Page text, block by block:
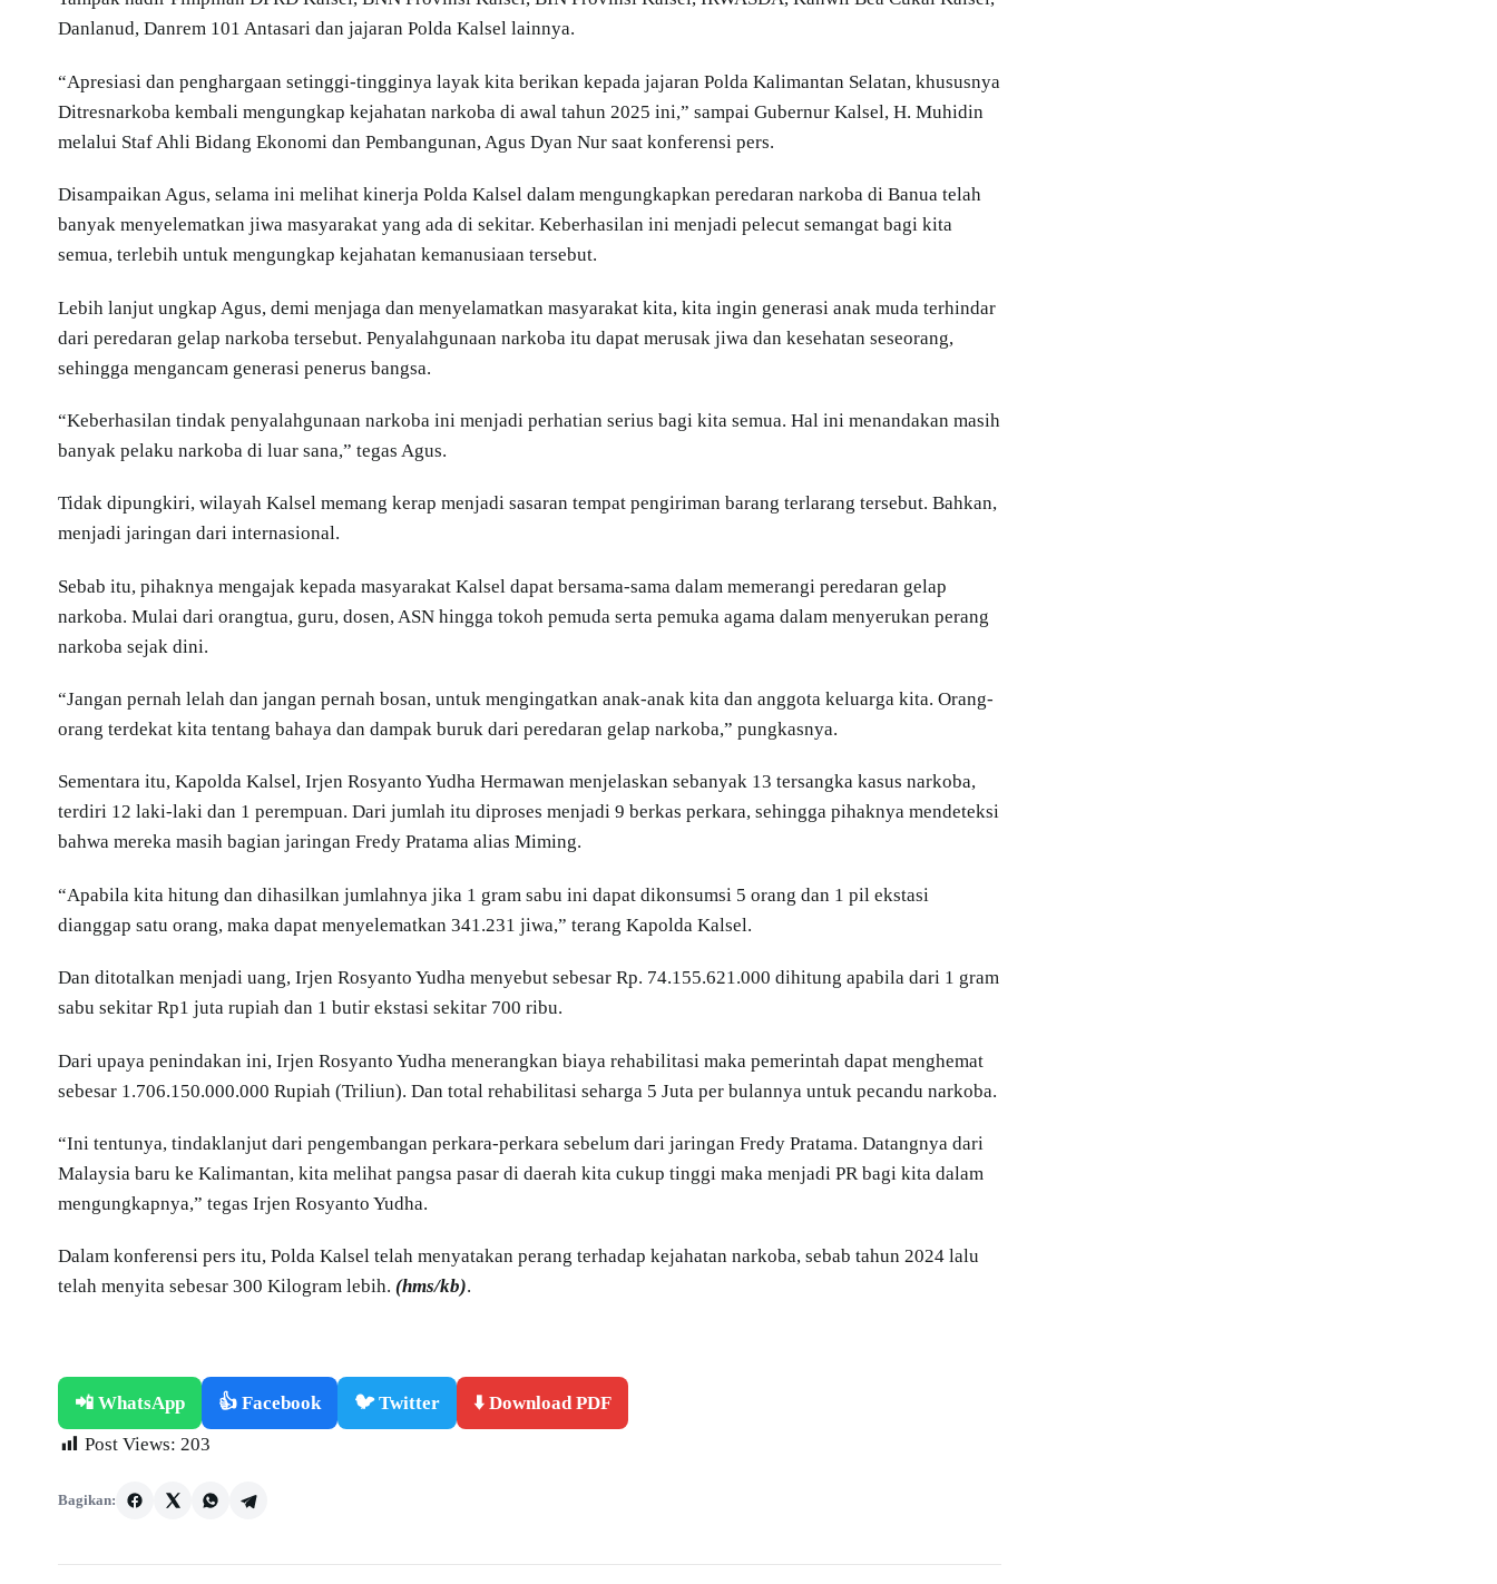
Danlanud, Danrem 101 Antasari dan jajaran Polda Kalsel lainnya.
“Apresiasi dan penghargaan setinggi-tingginya layak kita berikan kepada jajaran Polda Kalimantan Selatan, khususnya
Ditresnarkoba kembali mengungkap kejahatan narkoba di awal tahun 2025 ini,” sampai Gubernur Kalsel, H. Muhidin
melalui Staf Ahli Bidang Ekonomi dan Pembangunan, Agus Dyan Nur saat konferensi pers.
Disampaikan Agus, selama ini melihat kinerja Polda Kalsel dalam mengungkapkan peredaran narkoba di Banua telah
banyak menyelematkan jiwa masyarakat yang ada di sekitar. Keberhasilan ini menjadi pelecut semangat bagi kita
semua, terlebih untuk mengungkap kejahatan kemanusiaan tersebut.
Lebih lanjut ungkap Agus, demi menjaga dan menyelamatkan masyarakat kita, kita ingin generasi anak muda terhindar
dari peredaran gelap narkoba tersebut. Penyalahgunaan narkoba itu dapat merusak jiwa dan kesehatan seseorang,
sehingga mengancam generasi penerus bangsa.
“Keberhasilan tindak penyalahgunaan narkoba ini menjadi perhatian serius bagi kita semua. Hal ini menandakan masih
banyak pelaku narkoba di luar sana,” tegas Agus.
Tidak dipungkiri, wilayah Kalsel memang kerap menjadi sasaran tempat pengiriman barang terlarang tersebut. Bahkan,
menjadi jaringan dari internasional.
Sebab itu, pihaknya mengajak kepada masyarakat Kalsel dapat bersama-sama dalam memerangi peredaran gelap
narkoba. Mulai dari orangtua, guru, dosen, ASN hingga tokoh pemuda serta pemuka agama dalam menyerukan perang
narkoba sejak dini.
“Jangan pernah lelah dan jangan pernah bosan, untuk mengingatkan anak-anak kita dan anggota keluarga kita. Orang-
orang terdekat kita tentang bahaya dan dampak buruk dari peredaran gelap narkoba,” pungkasnya.
Sementara itu, Kapolda Kalsel, Irjen Rosyanto Yudha Hermawan menjelaskan sebanyak 13 tersangka kasus narkoba,
terdiri 12 laki-laki dan 1 perempuan. Dari jumlah itu diproses menjadi 9 berkas perkara, sehingga pihaknya mendeteksi
bahwa mereka masih bagian jaringan Fredy Pratama alias Miming.
“Apabila kita hitung dan dihasilkan jumlahnya jika 1 gram sabu ini dapat dikonsumsi 5 orang dan 1 pil ekstasi
dianggap satu orang, maka dapat menyelematkan 341.231 jiwa,” terang Kapolda Kalsel.
Dan ditotalkan menjadi uang, Irjen Rosyanto Yudha menyebut sebesar Rp. 74.155.621.000 dihitung apabila dari 1 gram
sabu sekitar Rp1 juta rupiah dan 1 butir ekstasi sekitar 700 ribu.
Dari upaya penindakan ini, Irjen Rosyanto Yudha menerangkan biaya rehabilitasi maka pemerintah dapat menghemat
sebesar 1.706.150.000.000 Rupiah (Triliun). Dan total rehabilitasi seharga 5 Juta per bulannya untuk pecandu narkoba.
“Ini tentunya, tindaklanjut dari pengembangan perkara-perkara sebelum dari jaringan Fredy Pratama. Datangnya dari
Malaysia baru ke Kalimantan, kita melihat pangsa pasar di daerah kita cukup tinggi maka menjadi PR bagi kita dalam
mengungkapnya,” tegas Irjen Rosyanto Yudha.
Dalam konferensi pers itu, Polda Kalsel telah menyatakan perang terhadap kejahatan narkoba, sebab tahun 2024 lalu
telah menyita sebesar 300 Kilogram lebih. (hms/kb).
📲 WhatsApp 👍 Facebook 🐦 Twitter
⬇️ Download PDF
Post Views: 203
Bagikan: